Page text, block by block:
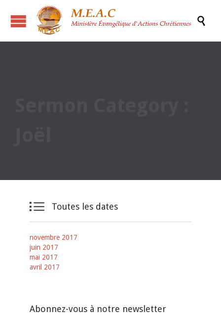

 Toutes les dates
novembre 2017
juin 2017
mai 2017
avril 2017
Abonnez-vous à notre newsletter